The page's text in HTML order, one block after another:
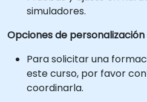
simuladores.
Opciones de
Para solicitar una
este curso, por favor
coordinarla.